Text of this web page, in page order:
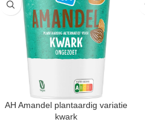
AH Amandel plantaardig variatie
kwark